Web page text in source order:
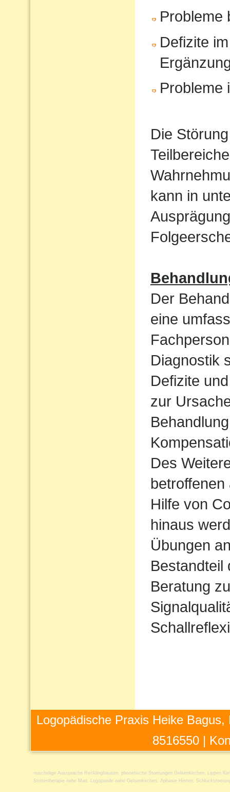
Probleme
Defizite
Probleme
Die
kann in
Der
eine
Diagnostik
Defizite
zur
Des
betroffenen
Hilfe von
hinaus
Übungen
Bestandteil
Beratung
Logopädische Praxis Heike
8516550 |
nuschelige Aussprache Recklinghausen phonetische Stoerungen Gelsenkirchen
Lippen
Stottertherapie nahe Marl
Logopaede nahe Gelsenkirchen Aphasie Herten